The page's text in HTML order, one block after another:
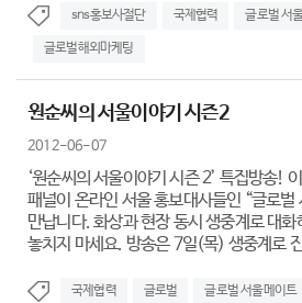
sns홍보사절단 국제협력 글로벌 서
글로벌해외마케팅
원순씨의 서울이야기 시즌2
2012-06-07
‘원순씨의 서울이야기 시즌 2’ 특집방송!
패널이 온라인 서울 홍보대사들인 “글로벌
만납니다. 화상과 현장 동시 생중계로 대화
놓치지 마세요. 방송은 7일(목) 생중계로
국제협력 글로벌 글로벌 서울메이트